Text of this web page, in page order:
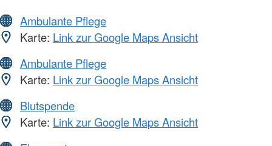
Ambulante Pflege
Karte: Link zur Google Maps Ansicht
Ambulante Pflege
Karte: Link zur Google Maps Ansicht
Blutspende
Karte: Link zur Google Maps Ansicht